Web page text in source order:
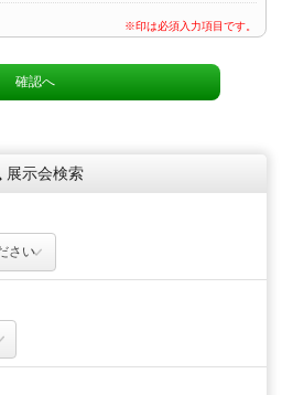
※印は必須入力項目です。
展示会検索